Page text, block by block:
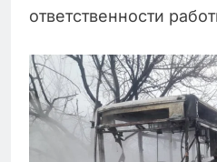
ответственности